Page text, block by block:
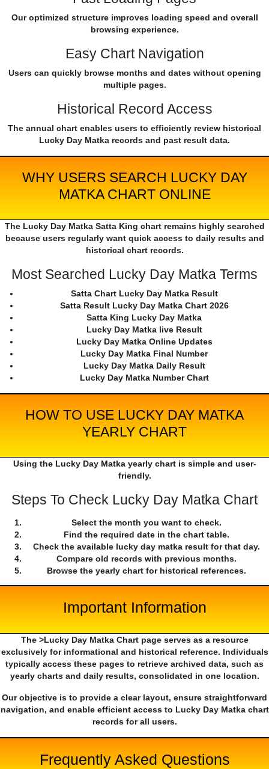
Our optimized structure improves loading speed and overall
browsing experience.
Easy Chart Navigation
Users can quickly browse months and dates without opening
multiple pages.
Historical Record Access
The annual chart enables users to efficiently review historical
Lucky Day Matka records and past result data.
WHY USERS SEARCH LUCKY DAY
MATKA CHART ONLINE
The Lucky Day Matka Satta King chart remains highly searched
because users regularly want quick access to daily results and
historical chart records.
Most Searched Lucky Day Matka Terms
Satta Chart Lucky Day Matka Result
Satta Result Lucky Day Matka Chart 2026
Satta King Lucky Day Matka
Lucky Day Matka live Result
Lucky Day Matka Online Updates
Lucky Day Matka Final Number
Lucky Day Matka Daily Result
Lucky Day Matka Number Chart
HOW TO USE LUCKY DAY MATKA
YEARLY CHART
Using the Lucky Day Matka yearly chart is simple and user-
friendly.
Steps To Check Lucky Day Matka Chart
Select the month you want to check.
Find the required date in the chart table.
Check the available lucky day matka result for that day.
Compare old records with previous months.
Browse the yearly chart for historical references.
Important Information
The >Lucky Day Matka Chart page serves as a resource
exclusively for informational and historical reference. Individuals
typically access these pages to retrieve archived data, such as
yearly charts and daily results, consolidated in one location.
Our objective is to provide a clear layout, ensure straightforward
navigation, and enable efficient access to Lucky Day Matka chart
records for all users.
Frequently Asked Questions